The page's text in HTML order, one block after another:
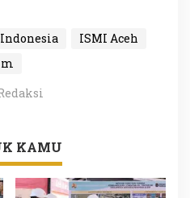
Indonesia
ISMI Aceh
KAMU